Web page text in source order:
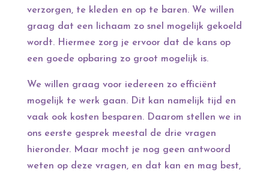
verzorgen, te kleden en op te baren. We willen
graag dat een lichaam zo snel mogelijk gekoeld
wordt. Hiermee zorg je ervoor dat de kans op
een goede opbaring zo groot mogelijk is.
We willen graag voor iedereen zo efficiënt
mogelijk te werk gaan. Dit kan namelijk tijd en
vaak ook kosten besparen. Daarom stellen we in
ons eerste gesprek meestal de drie vragen
hieronder. Maar mocht je nog geen antwoord
weten op deze vragen, en dat kan en mag best,